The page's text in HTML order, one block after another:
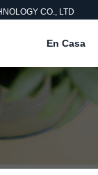
CO., LTD
En Casa